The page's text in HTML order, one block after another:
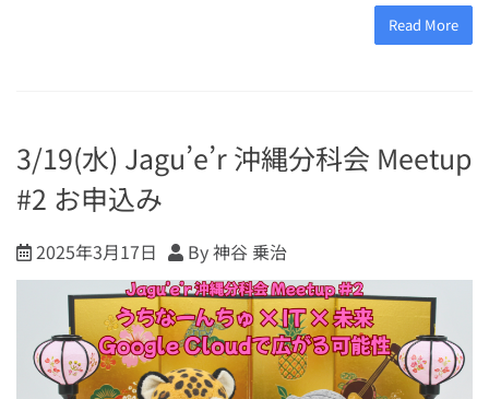
Read More
3/19(水) Jagu’e’r 沖縄分科会 Meetup
#2 お申込み
2025年3月17日 By 神谷 乗治